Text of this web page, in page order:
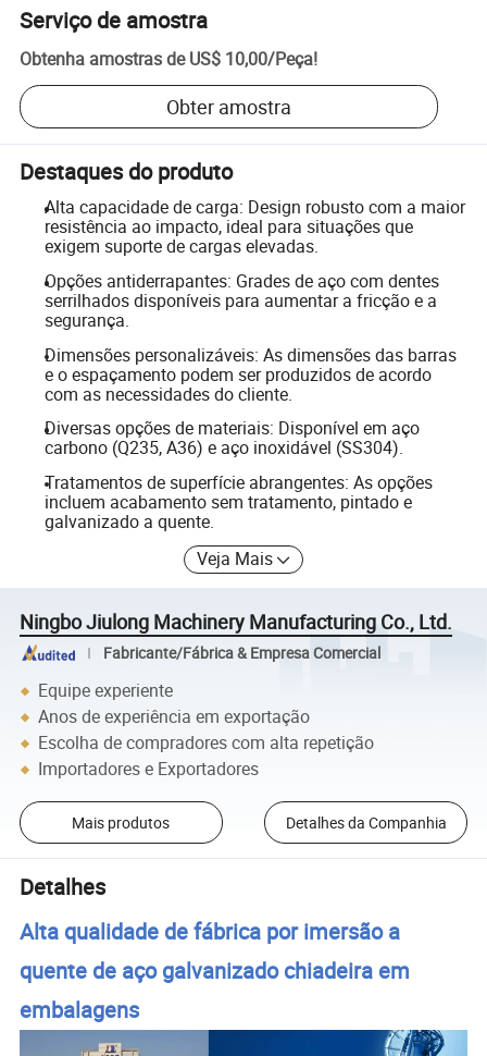
Serviço de amostra
Obtenha amostras de US$ 10,00/Peça!
Obter amostra
Destaques do produto
Alta capacidade de carga: Design robusto com a maior
resistência ao impacto, ideal para situações que
exigem suporte de cargas elevadas.
Opções antiderrapantes: Grades de aço com dentes
serrilhados disponíveis para aumentar a fricção e a
segurança.
Dimensões personalizáveis: As dimensões das barras
e o espaçamento podem ser produzidos de acordo
com as necessidades do cliente.
Diversas opções de materiais: Disponível em aço
carbono (Q235, A36) e aço inoxidável (SS304).
Tratamentos de superfície abrangentes: As opções
incluem acabamento sem tratamento, pintado e
galvanizado a quente.
Veja Mais
Ningbo Jiulong Machinery Manufacturing Co., Ltd.
Fabricante/Fábrica & Empresa Comercial
Equipe experiente
Anos de experiência em exportação
Escolha de compradores com alta repetição
Importadores e Exportadores
Mais produtos Detalhes da Companhia
Detalhes
Alta qualidade de fábrica por imersão a
quente de aço galvanizado chiadeira em
embalagens